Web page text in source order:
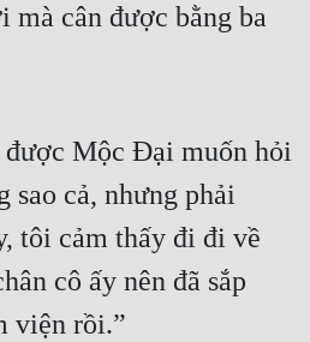
mà cân được bằng ba
được Mộc Đại muốn hỏi
sao cả, nhưng phải
tôi cảm thấy đi đi về
cô ấy nên đã sắp
viện rồi.”